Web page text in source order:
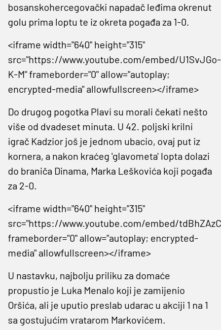
bosanskohercegovački napadač leđima okrenut
golu prima loptu te iz okreta pogađa za 1-0.
<iframe width="640" height="315"
src="https://www.youtube.com/embed/U1SvJGo-
K-M" frameborder="0" allow="autoplay;
encrypted-media" allowfullscreen></iframe>
Do drugog pogotka Plavi su morali čekati nešto
više od dvadeset minuta. U 42. poljski krilni
igrač Kadzior još je jednom ubacio, ovaj put iz
kornera, a nakon kraćeg 'glavometa' lopta dolazi
do braniča Dinama, Marka Leškovića koji pogađa
za 2-0.
<iframe width="640" height="315"
src="https://www.youtube.com/embed/
frameborder="0" allow="autoplay; encrypted-
media" allowfullscreen></iframe>
U nastavku, najbolju priliku za domaće
propustio je Luka Menalo koji je zamijenio
Oršića, ali je uputio preslab udarac u akciji 1 na 1
sa gostujućim vratarom Markovićem.